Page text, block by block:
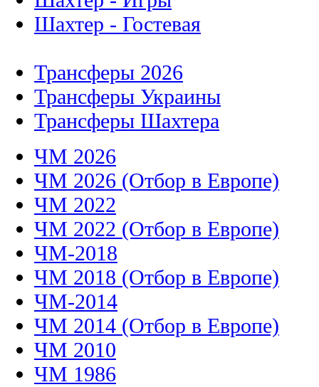
Шахтер - Гостевая
Трансферы 2026
Трансферы Украины
Трансферы Шахтера
ЧМ 2026
ЧМ 2026 (Отбор в Европе)
ЧМ 2022
ЧМ 2022 (Отбор в Европе)
ЧМ-2018
ЧМ 2018 (Отбор в Европе)
ЧМ-2014
ЧМ 2014 (Отбор в Европе)
ЧМ 2010
ЧМ 1986